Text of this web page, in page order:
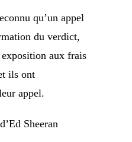
qu’un appel
du verdict,
aux frais
ils ont
appel.
Sheeran